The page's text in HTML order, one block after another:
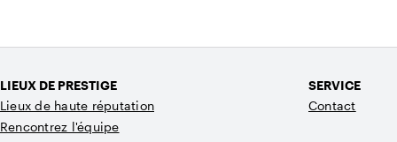
LIEUX DE PRESTIGE
Lieux de haute réputation
Rencontrez l'équipe
SERVICE
Contact